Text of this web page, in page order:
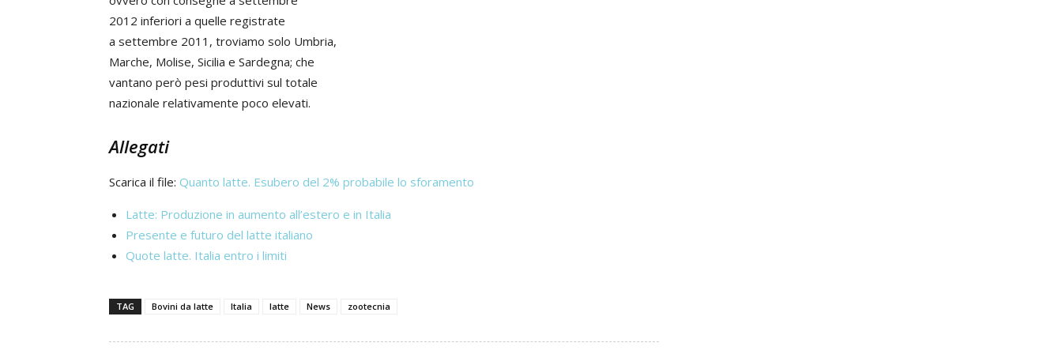
2012 inferiori a quelle registrate
a settembre 2011, troviamo solo Umbria,
Marche, Molise, Sicilia e Sardegna; che
vantano però pesi produttivi sul totale
nazionale relativamente poco elevati.
Allegati
Scarica il file: Quanto latte. Esubero del 2% probabile lo sforamento
Latte: Produzione in aumento all’estero e in Italia
Presente e futuro del latte italiano
Quote latte. Italia entro i limiti
TAG Bovini da latte Italia latte News zootecnia